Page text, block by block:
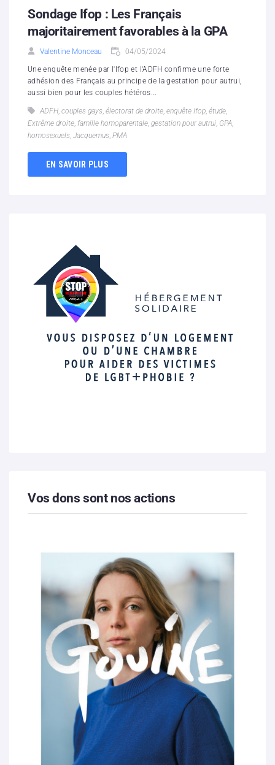
Sondage Ifop : Les Français
majoritairement favorables à la GPA
Valentine Monceau 04/05/2024
Une enquête menée par l'Ifop et l'ADFH confirme une forte
adhésion des Français au principe de la gestation pour autrui,
aussi bien pour les couples hétéros...
ADFH, couples gays, électorat de droite, enquête Ifop, étude,
Extrême droite, famille homoparentale, gestation pour autrui, GPA,
homosexuels, Jacquemus, PMA
EN SAVOIR PLUS
Vos dons sont nos actions